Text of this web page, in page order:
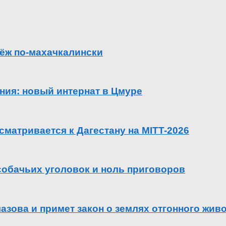
по-махачкалински
новый интернат в Цмуре
к Дагестану на MITT-2026
уголовок и ноль приговоров
и примет закон о землях отгонного